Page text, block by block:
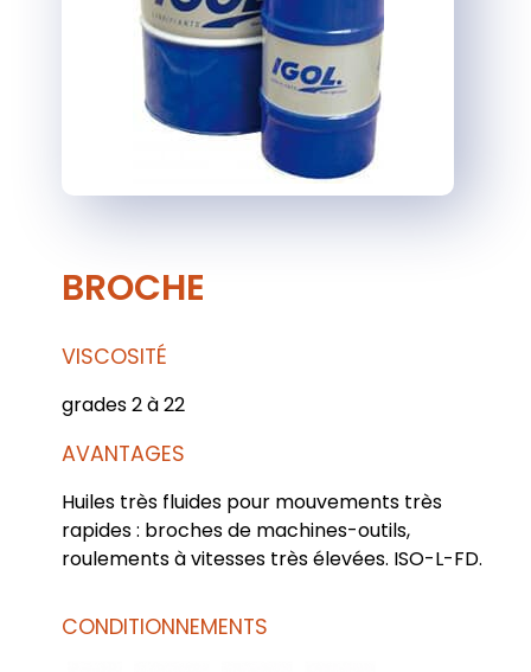
BROCHE
VISCOSITÉ
grades 2 à 22
AVANTAGES
Huiles très fluides pour mouvements très
rapides : broches de machines-outils,
roulements à vitesses très élevées. ISO-L-FD.
CONDITIONNEMENTS